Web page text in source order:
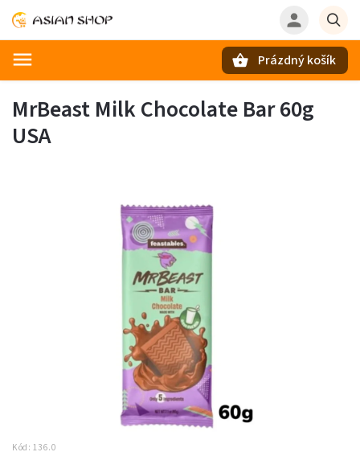
Prázdný košík
MrBeast Milk Chocolate Bar 60g
USA
Kód: 136.0